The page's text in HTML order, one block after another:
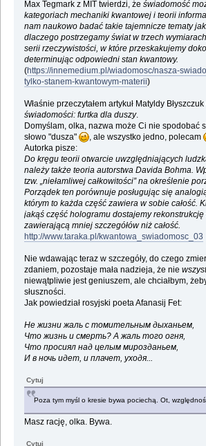
Max Tegmark z MIT twierdzi, że świadomość
kategoriach mechaniki kwantowej i teorii
nam naukowo badać takie tajemnicze tematy
dlaczego postrzegamy świat w trzech
serii rzeczywistości, w które przeskakujemy
determinując odpowiedni stan kwantowy.
(https://innemedium.pl/wiadomosc/nasza-
tylko-stanem-kwantowym-materii)
Właśnie przeczytałem artykuł Matyldy Błyszczuk
świadomości: furtka dla duszy.
Domyślam, olka, nazwa może Ci nie spodobać
słowo "dusza"
, ale wszystko jedno, polecam
Autorka pisze:
Do kręgu teorii otwarcie uwzględniających
należy także teoria autorstwa Davida Bohma.
tzw. „niełamliwej całkowitości” na określenie
Porządek ten porównuje posługując się
którym to każda część zawiera w sobie całość.
jakąś część hologramu dostajemy rekonstrukcję
zawierającą mniej szczegółów niż całość.
http://www.taraka.pl/kwantowa_swiadomosc_03
Nie wdawając teraz w szczegóły, do czego
zdaniem, pozostaje mała nadzieja, że nie
niewątpliwie jest geniuszem, ale chciałbym,
słuszności.
Jak powiedział rosyjski poeta Afanasij Fet:
Не жизни жаль с томительным дыханьем,
Что жизнь и смерть? А жаль того огня,
Что просиял над целым мирозданьем,
И в ночь идет, и плачет, уходя...
Cytuj
Poza tym myśl o kresie bywa pociechą. Ot,
Masz rację, olka. Bywa.
Cytuj